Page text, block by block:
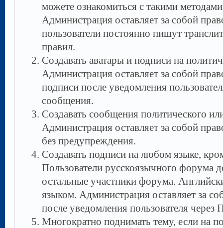
можете ознакомиться с такими
Администрация оставляет за собой
пользователи постоянно пишут
правил.
Создавать аватары и подписи на
Администрация оставляет за собой
подписи после уведомления
сообщения.
Создавать сообщения политического
Администрация оставляет за собой
без предупреждения.
Создавать подписи на любом языке,
Пользователи русскоязычного форума
остальные участники форума.
языком. Администрация оставляет за
после уведомления пользователя
Многократно поднимать тему, если на